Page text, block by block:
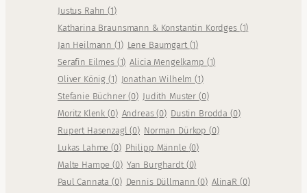
Justus Rahn(1)
Katharina Braunsmann & Konstantin Kordges (1)
Jan Heilmann(1) Lene Baumgart (1)
Serafin Eilmes (1) Alicia Mengelkamp (1)
Oliver König(1) Jonathan Wilhelm(1)
Stefanie Büchner(0) Judith Muster (0)
Moritz Klenk(0) Andreas(0) Dustin Brodda (0)
Rupert Hasenzagl(0) Norman Dürkop (0)
Lukas Lahme(0) Philipp Männle (0)
Malte Hampe(0) Yan Burghardt (0)
Paul Cannata(0) Dennis Düllmann(0) AlinaR (0)